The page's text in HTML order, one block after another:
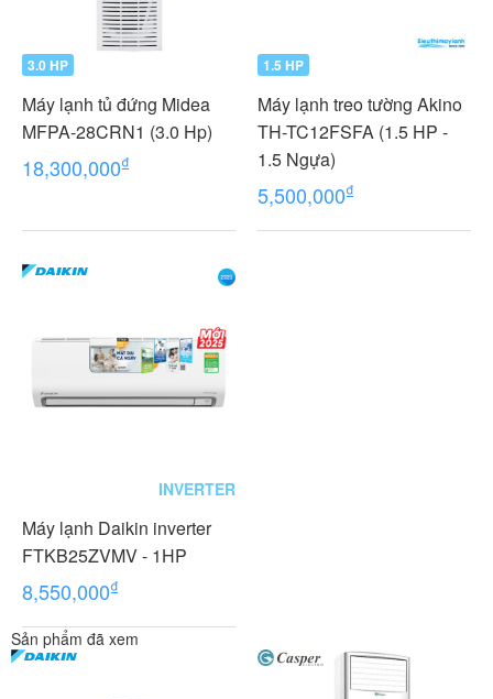
3.0 HP
Máy lạnh tủ đứng Midea
MFPA-28CRN1 (3.0 Hp)
18,300,000₫
1.5 HP
Máy lạnh treo tường Akino
TH-TC12FSFA (1.5 HP -
1.5 Ngựa)
5,500,000₫
INVERTER
Máy lạnh Daikin inverter
FTKB25ZVMV - 1HP
8,550,000₫
Sản phẩm đã xem